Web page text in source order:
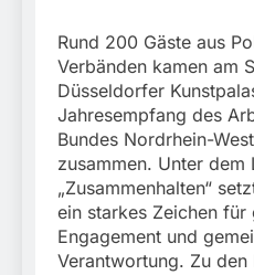
fest
Rund 200 Gäste aus
Verbänden kamen am
Düsseldorfer
Jahresempfang des
Bundes Nordrhein-
zusammen. Unter dem
„Zusammenhalten“
ein starkes Zeichen für
Engagement und
Verantwortung. Zu